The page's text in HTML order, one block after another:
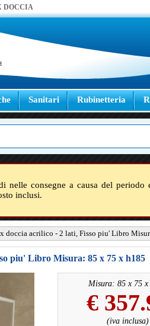
DOCCIA
Sanitari Rubinetteria
consegne a causa del
inclusi.
doccia acrilico - 2 lati, Fisso piu' Libro
piu' Libro Misura: 85 x 75 x h185
Misura: 85 x 75 x
€
(iva inclusa)